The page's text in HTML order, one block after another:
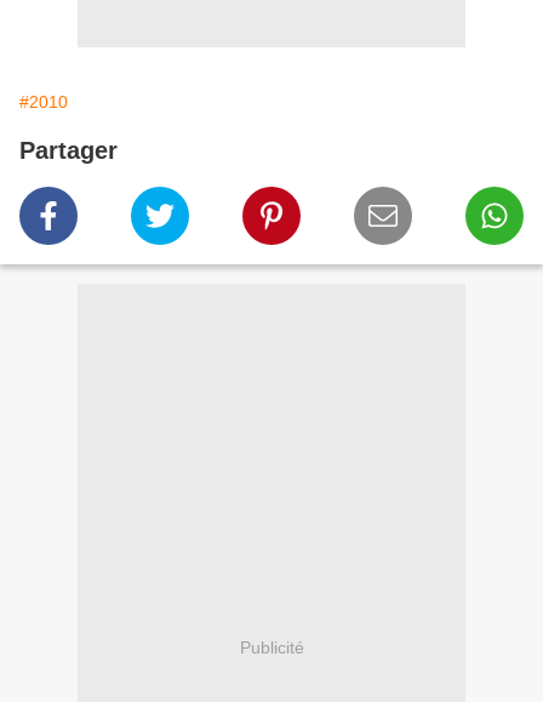
#2010
Partager
Publicité